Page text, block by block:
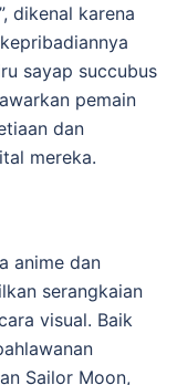
dikenal karena
sayap succubus
pemain
dan
mereka.
anime dan
serangkaian
visual. Baik
Sailor Moon,